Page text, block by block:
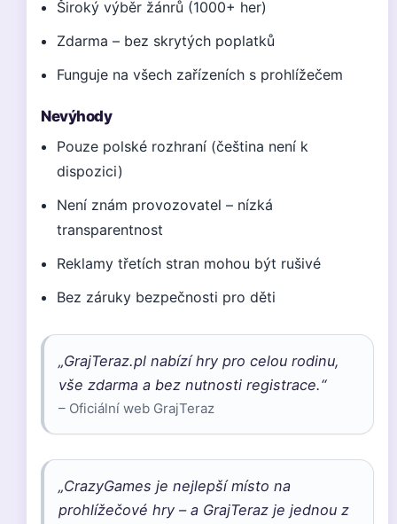
Široký výběr žánrů (1000+ her)
Zdarma – bez skrytých poplatků
Funguje na všech zařízeních s prohlížečem
Nevýhody
Pouze polské rozhraní (čeština není k
dispozici)
Není znám provozovatel – nízká
transparentnost
Reklamy třetích stran mohou být rušivé
Bez záruky bezpečnosti pro děti
„GrajTeraz.pl nabízí hry pro celou rodinu,
vše zdarma a bez nutnosti registrace.“
– Oficiální web GrajTeraz
„CrazyGames je nejlepší místo na
prohlížečové hry – a GrajTeraz je jednou z